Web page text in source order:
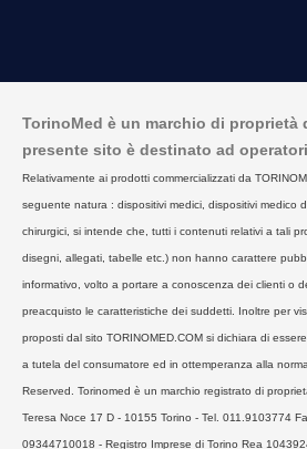
TorinoMed è un marchio di proprietà
presente sito è destinato ad
Relativamente ai prodotti commercializzati da
seguente natura : dispositivi medici, dispositivi medico
chirurgici, si intende che, tutti i contenuti relativi a tali
disegni, allegati, tabelle etc.) non hanno carattere
informativo, volto a portare a conoscenza dei clienti o
preacquisto le caratteristiche dei suddetti. Inoltre per
proposti dal sito TORINOMED.COM si dichiara di
a tutela del consumatore ed in ottemperanza alla
Reserved. Torinomed è un marchio registrato di
Teresa Noce 17 D - 10155 Torino - Tel. 011.9103774
09344710018 - Registro Imprese di Torino Rea